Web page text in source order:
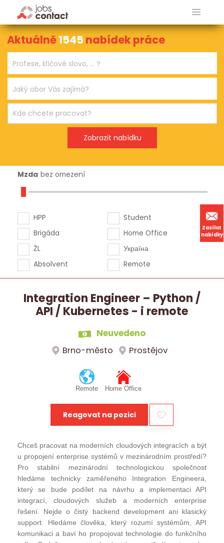
Zasílat
nabídky
Aktuálně1545 nabídek práce
Mzda bez omezení
HPP
Brigáda
ŽL
Absolvent
Student
Home Office
Україна
Remote
Integration Engineer – Python /
API / Kubernetes - i remote
Neuvedeno
Brno-město
Prostějov
Remote Home Office
Reagovat na pozici
Chceš pracovat na moderních cloudových integracích a být
u propojení enterprise systémů v mezinárodním prostředí?
Pro stabilní mezinárodní technologickou společnost
hledáme technicky zaměřeného Integration Engineera,
který se bude podílet na návrhu a implementaci API
integrací, cloudových služeb a moderních enterprise
řešení. Nejde o čistý backend development ani klasický
support. Hledáme člověka, který rozumí systémům, API
komunikaci a baví ho propojovat technologie do funkčního